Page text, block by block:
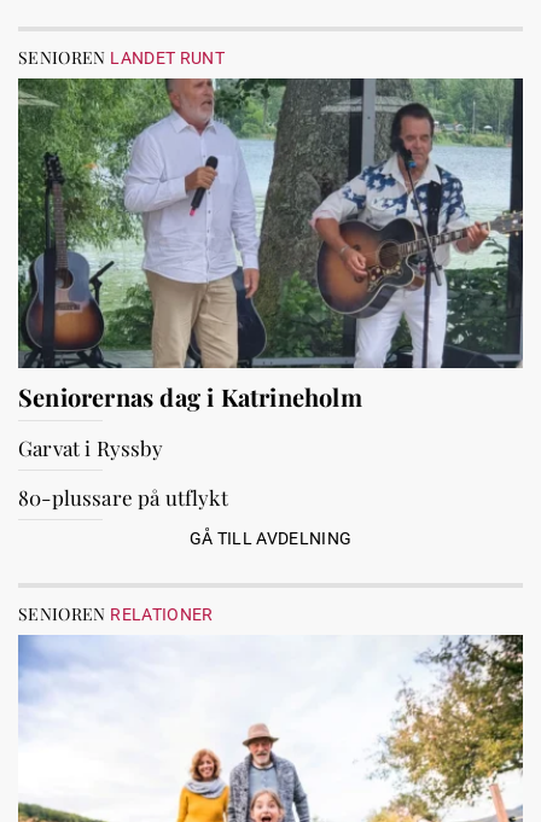
SENIOREN LANDET RUNT
Seniorernas dag i Katrineholm
Garvat i Ryssby
80-plussare på utflykt
GÅ TILL AVDELNING
SENIOREN RELATIONER